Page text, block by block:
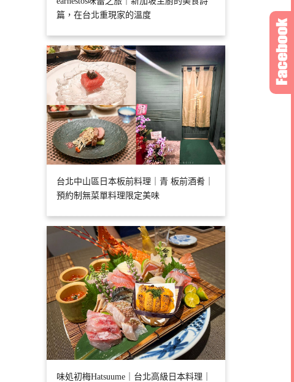
篇，在台北重現家的溫度
台北中山區日本板前料理｜青 板前酒肴｜
預約制無菜單料理限定美味
味処初梅Hatsuume｜台北高級日本料理｜